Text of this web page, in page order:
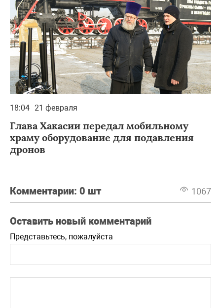
18:04 21 февраля
Глава Хакасии передал мобильному
храму оборудование для подавления
дронов
Комментарии: 0 шт 1067
Оставить новый комментарий
Представьтесь, пожалуйста